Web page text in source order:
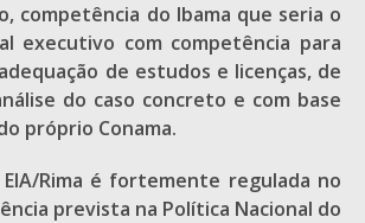
competência do Ibama que seria o
executivo com competência para
de estudos e licenças, de
do caso concreto e com base
próprio Conama.
Rima é fortemente regulada no
prevista na Política Nacional do